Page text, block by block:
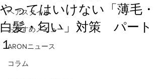
ヘアスタイル
おすすめメニュー
ARONニュース
コラム
やってはいけない「薄毛・
白髪・匂い」対策 パート
１